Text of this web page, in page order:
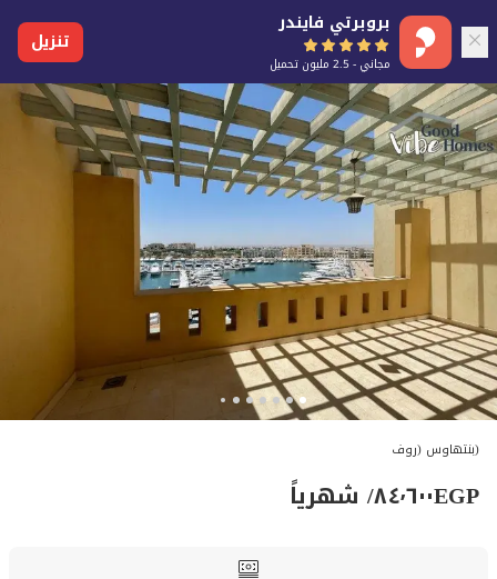
بروبرتي فايندر
مجاني - 2.5 مليون تحميل
تنزيل
(بنتهاوس (روف
EGP٨٤٬٦٠٠/ شهرياً